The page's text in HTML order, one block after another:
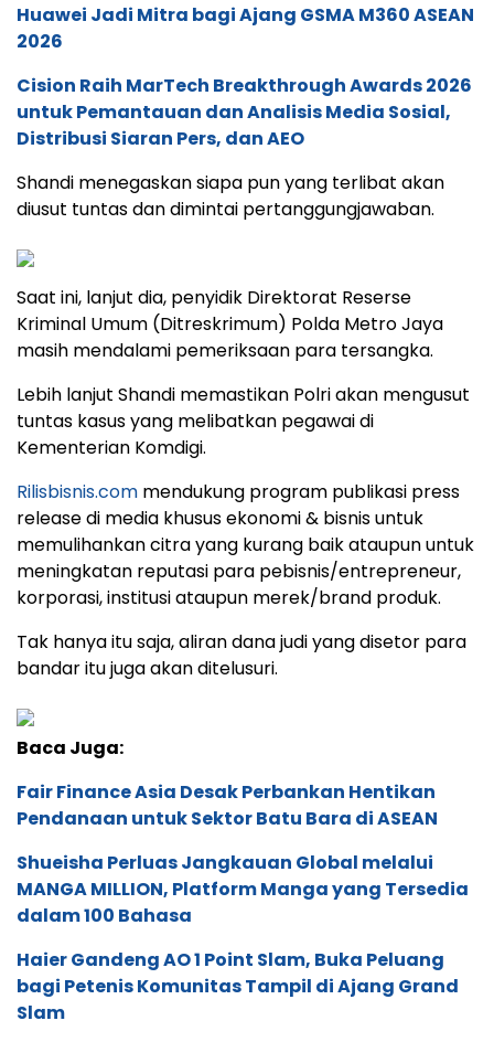
Huawei Jadi Mitra bagi Ajang GSMA M360 ASEAN
2026
Cision Raih MarTech Breakthrough Awards 2026
untuk Pemantauan dan Analisis Media Sosial,
Distribusi Siaran Pers, dan AEO
Shandi menegaskan siapa pun yang terlibat akan
diusut tuntas dan dimintai pertanggungjawaban.
Saat ini, lanjut dia, penyidik Direktorat Reserse
Kriminal Umum (Ditreskrimum) Polda Metro Jaya
masih mendalami pemeriksaan para tersangka.
Lebih lanjut Shandi memastikan Polri akan mengusut
tuntas kasus yang melibatkan pegawai di
Kementerian Komdigi.
Rilisbisnis.com mendukung program publikasi press
release di media khusus ekonomi & bisnis untuk
memulihankan citra yang kurang baik ataupun untuk
meningkatan reputasi para pebisnis/entrepreneur,
korporasi, institusi ataupun merek/brand produk.
Tak hanya itu saja, aliran dana judi yang disetor para
bandar itu juga akan ditelusuri.
Baca Juga:
Fair Finance Asia Desak Perbankan Hentikan
Pendanaan untuk Sektor Batu Bara di ASEAN
Shueisha Perluas Jangkauan Global melalui
MANGA MILLION, Platform Manga yang Tersedia
dalam 100 Bahasa
Haier Gandeng AO 1 Point Slam, Buka Peluang
bagi Petenis Komunitas Tampil di Ajang Grand
Slam